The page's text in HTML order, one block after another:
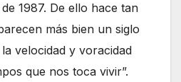
1987. De ello hace tan
más bien un siglo
velocidad y voracidad
que nos toca vivir”.